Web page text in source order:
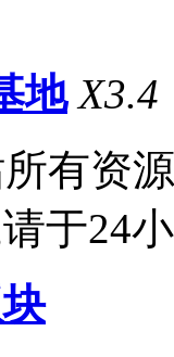
地 X3.4
有资
于24